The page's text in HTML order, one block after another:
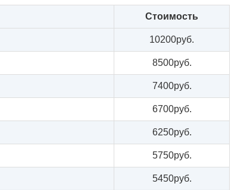
Стоимость
10200руб.
8500руб.
7400руб.
6700руб.
6250руб.
5750руб.
5450руб.